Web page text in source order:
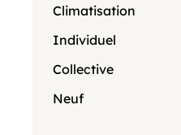
Climatisation
Individuel
Collective
Neuf